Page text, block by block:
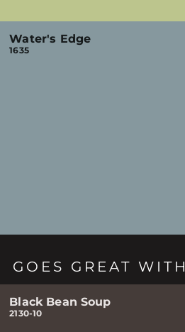
Water's Edge
1635
GOES GREAT WITH
Black Bean Soup
2130-10